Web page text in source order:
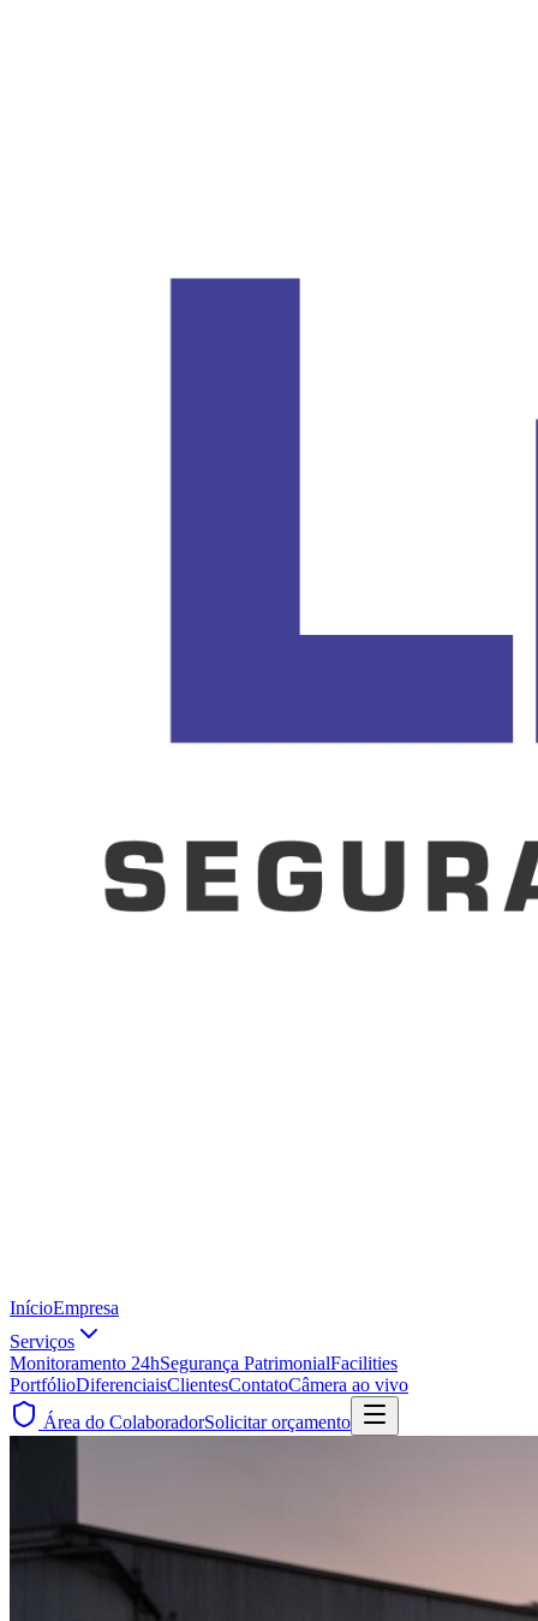
InícioEmpresa
Serviços
Monitoramento 24hSegurança PatrimonialFacilities
PortfólioDiferenciaisClientesContatoCâmera ao vivo
Área do ColaboradorSolicitar orçamento